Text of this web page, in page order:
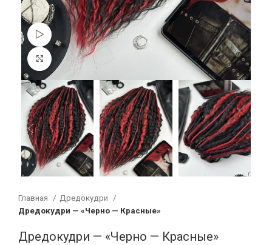
Смотреть видео
Увеличить
Главная
Дредокудри
Дредокудри — «Черно — Красные»
Дредокудри — «Черно — Красные»